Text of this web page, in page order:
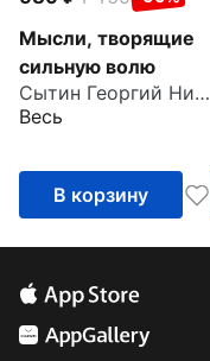
Мысли, творящие
сильную волю
Сытин Георгий Николаевич
Весь
В корзину